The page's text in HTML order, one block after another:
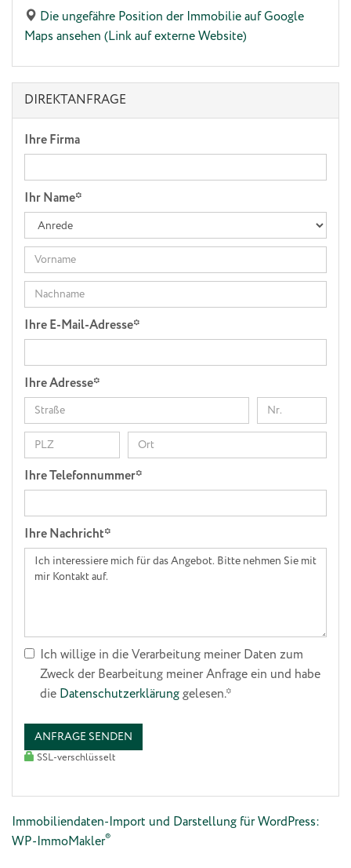
Die ungefähre Position der Immobilie auf Google
Maps ansehen (Link auf externe Website)
DIREKTANFRAGE
Ihre Firma
Ihr Name*
Ihre E-Mail-Adresse*
Ihre Adresse*
Ihre Telefonnummer*
Ihre Nachricht*
Ich willige in die Verarbeitung meiner Daten zum
Zweck der Bearbeitung meiner Anfrage ein und habe
die Datenschutzerklärunggelesen.*
ANFRAGE SENDEN
SSL-verschlüsselt
Immobiliendaten-Import und Darstellung für WordPress:
WP-ImmoMakler®